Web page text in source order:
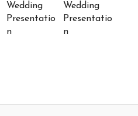
Wedding
Presentatio
n
Wedding
Presentatio
n